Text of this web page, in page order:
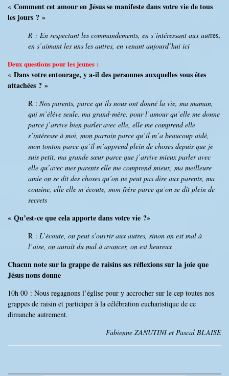
« Comment cet amour en Jésus se manifeste dans votre vie de tous
les jours ? »
R : En respectant les commandements, en s’intéressant aux autres,
en s’aimant les uns les autres, en venant aujourd’hui ici
Deux questions pour les jeunes :
« Dans votre entourage, y a-il des personnes auxquelles vous êtes
attachées ? »
R : Nos parents, parce qu’ils nous ont donné la vie, ma maman,
qui m’élève seule, ma grand-mère, pour l’amour qu’elle me donne
parce j’arrive bien parler avec elle, elle me comprend elle
s’intéresse à moi, mon parrain parce qu’il m’a beaucoup aidé,
mon tonton parce qu’il m’apprend plein de choses depuis que je
suis petit, ma grande sœur parce que j’arrive mieux parler avec
elle qu’avec mes parents elle me comprend mieux, ma meilleure
amie on se dit des choses qu’on ne peut pas dire aux parents, ma
cousine, elle elle m’écoute, mon frère parce qu’on se dit plein de
secrets
« Qu’est-ce que cela apporte dans votre vie ?»
R : L’écoute, on peut s’ouvrir aux autres, sinon on est mal à
l’aise, on aurait du mal à avancer, on est heureux
Chacun note sur la grappe de raisins ses réflexions sur la joie que
Jésus nous donne
10h 00 : Nous regagnons l’église pour y accrocher sur le cep toutes nos
grappes de raisin et participer à la célébration eucharistique de ce
dimanche autrement.
Fabienne ZANUTINI et Pascal BLAISE